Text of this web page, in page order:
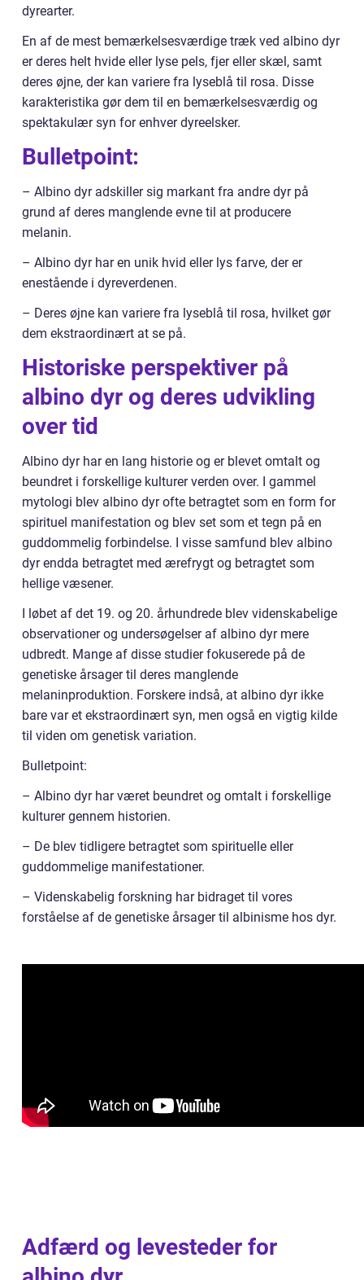
dyrearter.
En af de mest bemærkelsesværdige træk ved albino dyr
er deres helt hvide eller lyse pels, fjer eller skæl, samt
deres øjne, der kan variere fra lyseblå til rosa. Disse
karakteristika gør dem til en bemærkelsesværdig og
spektakulær syn for enhver dyreelsker.
Bulletpoint:
– Albino dyr adskiller sig markant fra andre dyr på
grund af deres manglende evne til at producere
melanin.
– Albino dyr har en unik hvid eller lys farve, der er
enestående i dyreverdenen.
– Deres øjne kan variere fra lyseblå til rosa, hvilket gør
dem ekstraordinært at se på.
Historiske perspektiver på
albino dyr og deres udvikling
over tid
Albino dyr har en lang historie og er blevet omtalt og
beundret i forskellige kulturer verden over. I gammel
mytologi blev albino dyr ofte betragtet som en form for
spirituel manifestation og blev set som et tegn på en
guddommelig forbindelse. I visse samfund blev albino
dyr endda betragtet med ærefrygt og betragtet som
hellige væsener.
I løbet af det 19. og 20. århundrede blev videnskabelige
observationer og undersøgelser af albino dyr mere
udbredt. Mange af disse studier fokuserede på de
genetiske årsager til deres manglende
melaninproduktion. Forskere indså, at albino dyr ikke
bare var et ekstraordinært syn, men også en vigtig kilde
til viden om genetisk variation.
Bulletpoint:
– Albino dyr har været beundret og omtalt i forskellige
kulturer gennem historien.
– De blev tidligere betragtet som spirituelle eller
guddommelige manifestationer.
– Videnskabelig forskning har bidraget til vores
forståelse af de genetiske årsager til albinisme hos dyr.
Adfærd og levesteder for